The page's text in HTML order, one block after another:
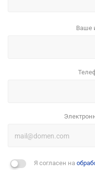
Ваше
Я согласен на